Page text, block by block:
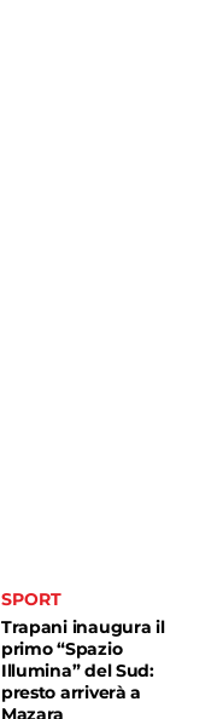
SPORT
Trapani inaugura il
primo “Spazio
Illumina” del Sud:
presto arriverà a
Mazara